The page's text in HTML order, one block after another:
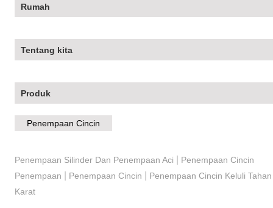
Rumah
Tentang kita
Produk
Penempaan Cincin
Penempaan Silinder Dan Penempaan Aci
Penempaan Cincin
Penempaan
Penempaan Cincin
Penempaan Cincin Keluli Tahan
Karat